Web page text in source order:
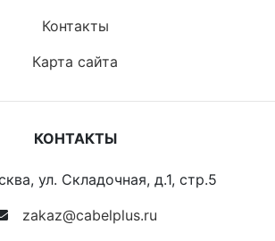
Контакты
Карта сайта
КОНТАКТЫ
ул. Складочная, д.1, стр.5
zakaz@cabelplus.ru